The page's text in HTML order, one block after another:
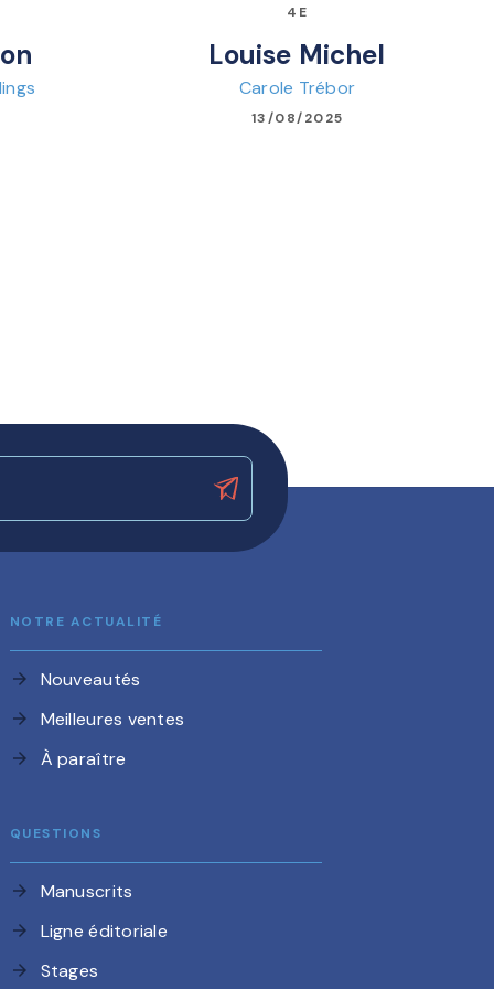
4E
Louise Michel
Carole Trébor
13/08/2025
NOTRE ACTUALITÉ
arrow_forward Nouveautés
arrow_forward Meilleures ventes
arrow_forward À paraître
QUESTIONS
arrow_forward Manuscrits
arrow_forward Ligne éditoriale
arrow_forward Stages